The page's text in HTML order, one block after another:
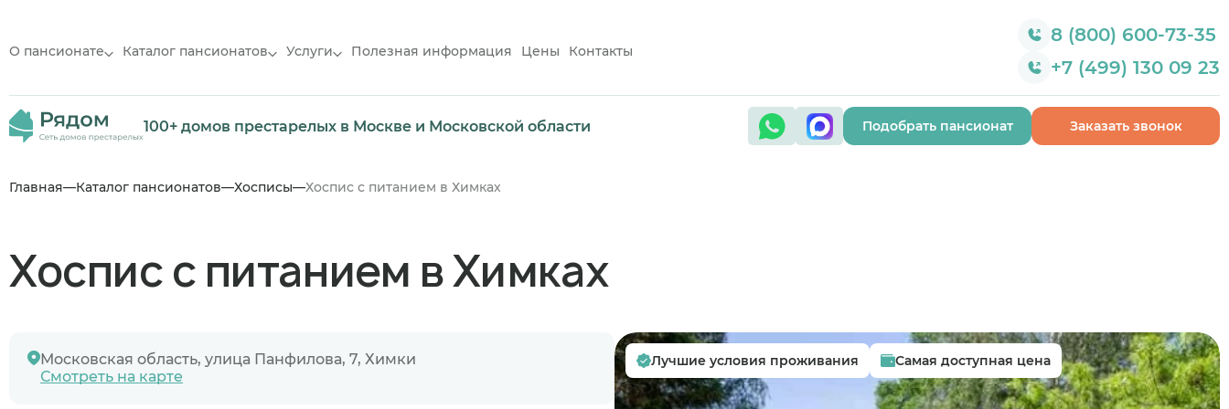
О пансионате Каталог пансионатов Услуги Полезная информация Цены Контакты
8 (800) 600-73-35
+7 (499) 130 09 23
100+ домов престарелых в Москве и Московской области Подобрать пансионат Заказать звонок
Главная Каталог пансионатов Хосписы Хоспис с питанием в Химках
Хоспис с питанием в Химках
Московская область, улица Панфилова, 7, Химки
Смотреть на карте
Лучшие условия проживания Самая доступная цена